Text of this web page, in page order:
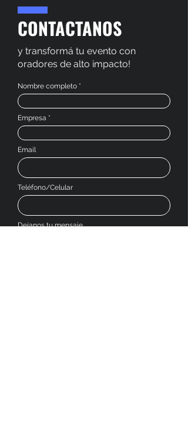
CONTACTANOS
y transformá tu evento con
oradores de alto impacto!
Nombre completo
Empresa
Email
Teléfono/Celular
Dejanos tu mensaje